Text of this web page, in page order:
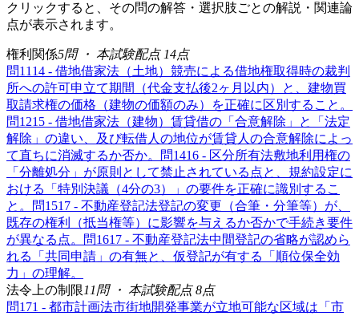
クリックすると、その問の解答・選択肢ごとの解説・関連論
点が表示されます。
権利関係5問 ・ 本試験配点14点
問1114 - 借地借家法（土地） 競売による借地権取得時の裁判
所への許可申立て期間（代金支払後2ヶ月以内）と、建物買
取請求権の価格（建物の価額のみ）を正確に区別すること。
問1215 - 借地借家法（建物） 賃貸借の「合意解除」と「法定
解除」の違い、及び転借人の地位が賃貸人の合意解除によっ
て直ちに消滅するか否か。
問1416 - 区分所有法敷地利用権の
「分離処分」が原則として禁止されている点と、規約設定に
おける「特別決議（4分の3）」の要件を正確に識別するこ
と。
問1517 - 不動産登記法登記の変更（合筆・分筆等）が、
既存の権利（抵当権等）に影響を与えるか否かで手続き要件
が異なる点。
問1617 - 不動産登記法中間登記の省略が認めら
れる「共同申請」の有無と、仮登記が有する「順位保全効
力」の理解。
法令上の制限11問 ・ 本試験配点8点
問171 - 都市計画法市街地開発事業が立地可能な区域は「市